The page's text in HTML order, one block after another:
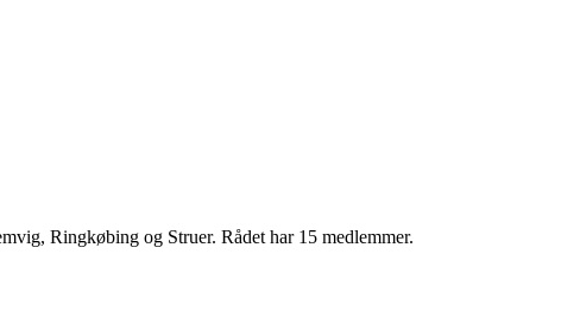
Ringkøbing og Struer. Rådet har 15 medlemmer.